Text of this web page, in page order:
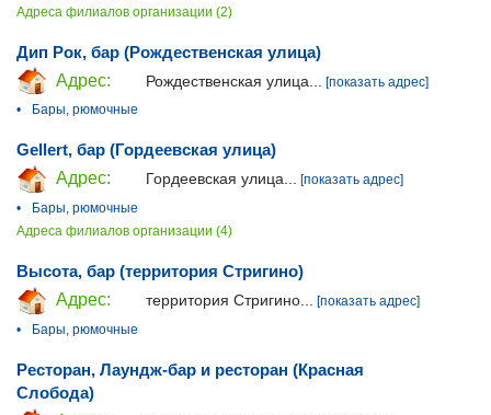
Адреса филиалов организации (2)
Дип Рок, бар (Рождественская улица)
Адрес:
Рождественская улица...
[показать адрес]
•
Бары, рюмочные
Gellert, бар (Гордеевская улица)
Адрес:
Гордеевская улица... [показать адрес]
•
Бары, рюмочные
Адреса филиалов организации (4)
Высота, бар (территория Стригино)
Адрес:
территория Стригино... [показать адрес]
•
Бары, рюмочные
Ресторан, Лаундж-бар и ресторан (Красная
Слобода)